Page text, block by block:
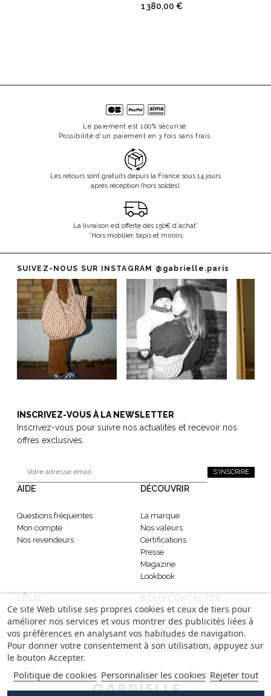
1 380,00 €
Le paiement est 100% sécurisé.
Possibilité d'un paiement en 3 fois sans frais.
Les retours sont gratuits depuis la France sous 14 jours
après réception (hors soldes).
La livraison est offerte dès 150€ d'achat*
*Hors mobilier, tapis et miroirs
SUIVEZ-NOUS SUR INSTAGRAM @gabrielle.paris
INSCRIVEZ-VOUS À LA NEWSLETTER
Inscrivez-vous pour suivre nos actualités et recevoir nos
offres exclusives.
S'INSCRIRE
AIDE
Questions fréquentes
Mon compte
Nos revendeurs
DÉCOUVRIR
La marque
Nos valeurs
Certifications
Presse
Magazine
Lookbook
CGV
Mentions légales
Confidentialité
contact@gabrielle-paris.com
Showroom: 52 Rue
Montmartre, 75002 Paris
Ce site Web utilise ses propres cookies et ceux de tiers pour
améliorer nos services et vous montrer des publicités liées à
vos préférences en analysant vos habitudes de navigation.
Pour donner votre consentement à son utilisation, appuyez sur
le bouton Accepter.
Politique de cookies Personnaliser les cookies Rejeter tout